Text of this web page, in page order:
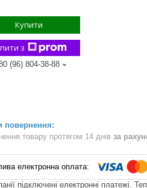
Купити
з
(96) 804-38-88
товару протягом 14 днів за
підключені електронні платежі.